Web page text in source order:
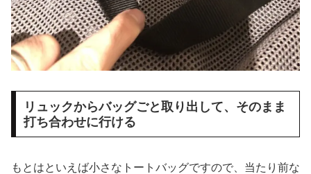
リュックからバッグごと取り出して、そのまま
打ち合わせに行ける
もとはといえば小さなトートバッグですので、当たり前な